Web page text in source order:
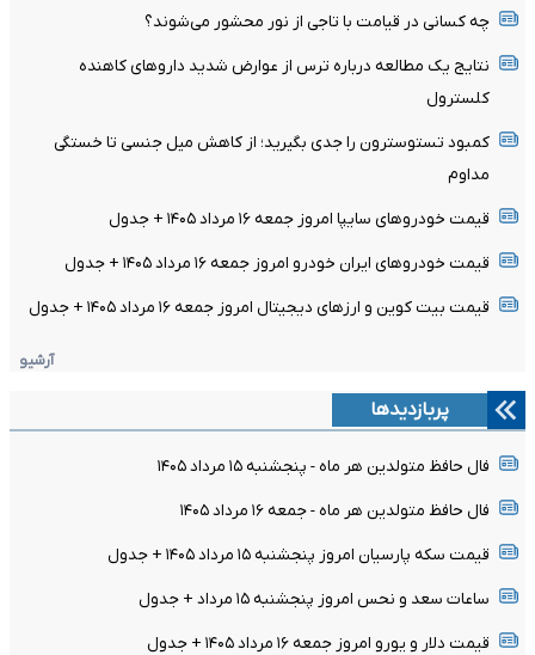
چه کسانی در قیامت با تاجی از نور محشور می‌شوند؟
نتایج یک مطالعه درباره ترس از عوارض شدید داروهای کاهنده
کلسترول
کمبود تستوسترون را جدی بگیرید؛ از کاهش میل جنسی تا خستگی
مداوم
قیمت خودرو‌های سایپا امروز جمعه ۱۶ مرداد ۱۴۰۵ + جدول
قیمت خودرو‌های ایران خودرو امروز جمعه ۱۶ مرداد ۱۴۰۵ + جدول
قیمت بیت کوین و ارز‌های دیجیتال امروز جمعه ۱۶ مرداد ۱۴۰۵ + جدول
آرشیو
پربازدیدها
فال حافظ متولدین هر ماه - پنجشنبه ۱۵ مرداد ۱۴۰۵
فال حافظ متولدین هر ماه - جمعه ۱۶ مرداد ۱۴۰۵
قیمت سکه پارسیان امروز پنجشنبه ۱۵ مرداد ۱۴۰۵ + جدول
ساعات سعد و نحس امروز پنجشنبه ۱۵ مرداد + جدول
قیمت دلار و یورو امروز جمعه ۱۶ مرداد ۱۴۰۵ + جدول